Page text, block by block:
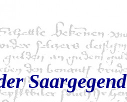
Saargegend